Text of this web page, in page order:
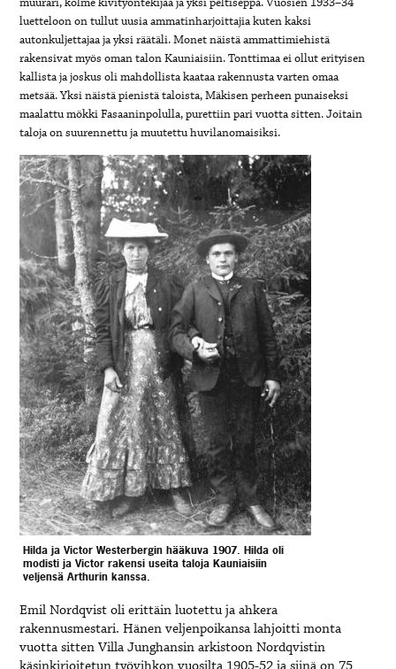
luetteloon on tullut uusia ammatinharjoittajia kuten kaksi
autonkuljettajaa ja yksi räätäli. Monet näistä ammattimiehistä
rakensivat myös oman talon Kauniaisiin. Tonttimaa ei ollut erityisen
kallista ja joskus oli mahdollista kaataa rakennusta varten omaa
metsää. Yksi näistä pienistä taloista, Mäkisen perheen punaiseksi
maalattu mökki Fasaaninpolulla, purettiin pari vuotta sitten. Joitain
taloja on suurennettu ja muutettu huvilanomaisiksi.
Hilda ja Victor Westerbergin hääkuva 1907. Hilda oli
modisti ja Victor rakensi useita taloja Kauniaisiin
veljensä Arthurin kanssa.
Emil Nordqvist oli erittäin luotettu ja ahkera
rakennusmestari. Hänen veljenpoikansa lahjoitti monta
vuotta sitten Villa Junghansin arkistoon Nordqvistin